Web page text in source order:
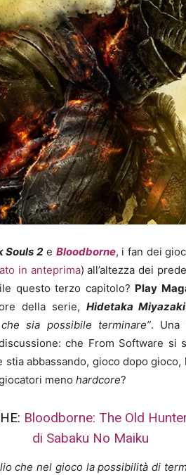
Souls 2 e Bloodborne, i fan dei
in anteprima) all’altezza dei
questo terzo capitolo? Play
della serie, Hidetaka Miyazaki
sia possibile terminare”. Una
che From Software si
stia abbassando, gioco dopo
meno hardcore?
Bloodborne: The Old
di Sabaku No Maiku
che nel gioco la possibilità di